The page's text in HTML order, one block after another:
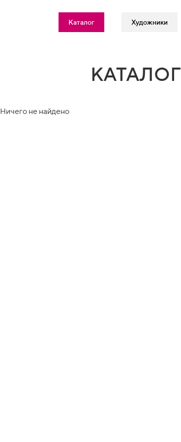
Каталог Художники
КАТАЛОГ
Ничего не найдено